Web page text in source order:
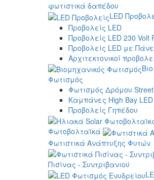
φωτιστικά δαπέδου
LED
Προβολείς LED
Προβολείς LED 230 Volt
Προβολείς LED με
Αρχιτεκτονικοί
Φωτισμός
Φωτισμός Δρόμου
Καμπάνες High Bay LED
Προβολείς Γηπέδου
Φωτοβολταϊκά
Φωτιστικά Ανάπτυξης Φυτών
Πισίνας - Συντριβανιού